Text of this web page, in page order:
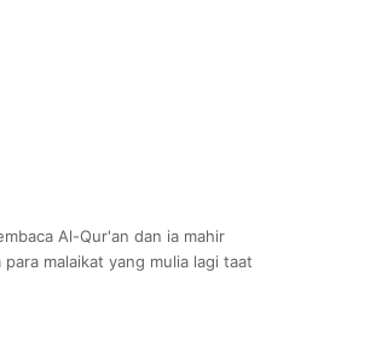
Al-Qur'an dan ia mahir
malaikat yang mulia lagi taat